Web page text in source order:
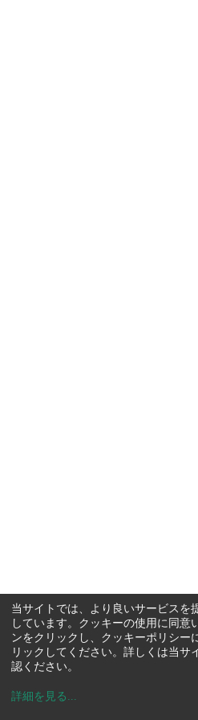
当サイトでは、より良いサービスを
しています。クッキーの使用に同意
ンをクリックし、クッキーポリシー
リックしてください。詳しくは当サ
認ください。
詳細を見る ...